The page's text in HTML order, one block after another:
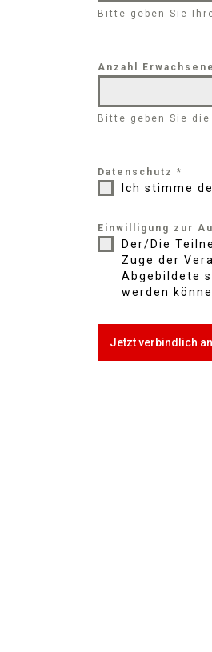
Bitte geben Sie
Anzahl
Bitte geben Sie
Datenschutz *
Ich stimme
Einwilligung zur
Der/Die
Zuge der
Abgebildete
werden
Jetzt verbindlich